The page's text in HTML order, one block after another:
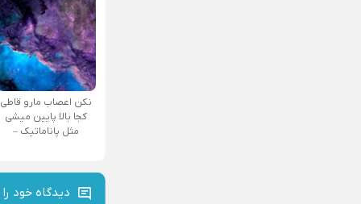
نکن اعصاب مارو قاطی
کجا بالا پایین میشی
مثل پاناماتیک –
دیدگاه خود